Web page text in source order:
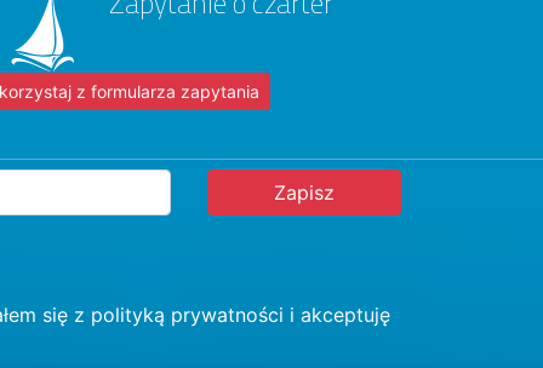
z formularza zapytania
się z polityką prywatności i akceptuję